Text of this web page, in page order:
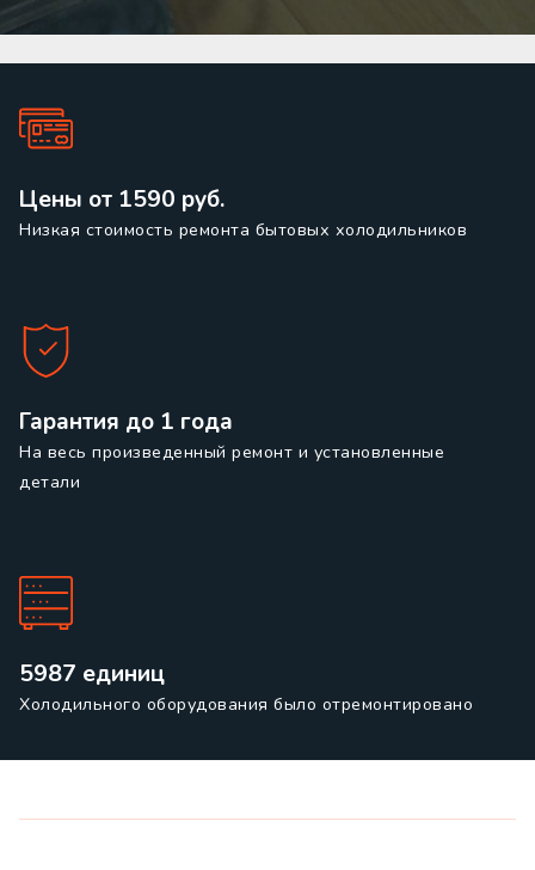
Цены от 1590 руб.
Низкая стоимость ремонта бытовых холодильников
Гарантия до 1 года
На весь произведенный ремонт и установленные
детали
5987 единиц
Холодильного оборудования было отремонтировано